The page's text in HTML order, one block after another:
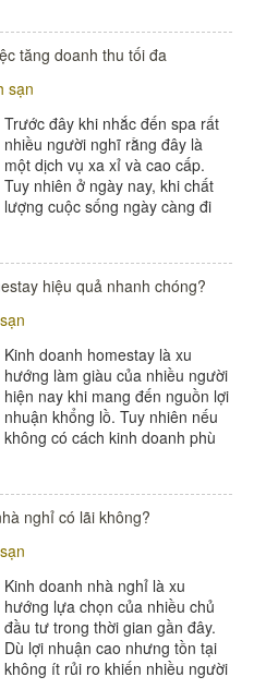
#thiết bị buồng phòng
tăng doanh thu tối đa
sạn
Trước đây khi nhắc đến spa rất
nhiều người nghĩ rằng đây là
một dịch vụ xa xỉ và cao cấp.
Tuy nhiên ở ngày nay, khi chất
lượng cuộc sống ngày càng đi
#thiết bị phòng tắm
hiệu quả nhanh chóng?
Kinh doanh homestay là xu
hướng làm giàu của nhiều người
hiện nay khi mang đến nguồn lợi
nhuận khổng lồ. Tuy nhiên nếu
không có cách kinh doanh phù
nghỉ có lãi không?
Kinh doanh nhà nghỉ là xu
hướng lựa chọn của nhiều chủ
đầu tư trong thời gian gần đây.
Dù lợi nhuận cao nhưng tồn tại
không ít rủi ro khiến nhiều người